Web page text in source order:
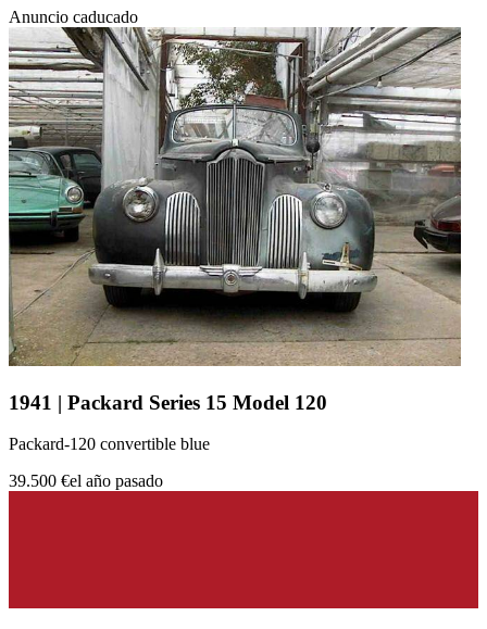
Anuncio caducado
1941 | Packard Series 15 Model 120
Packard-120 convertible blue
39.500 €el año pasado